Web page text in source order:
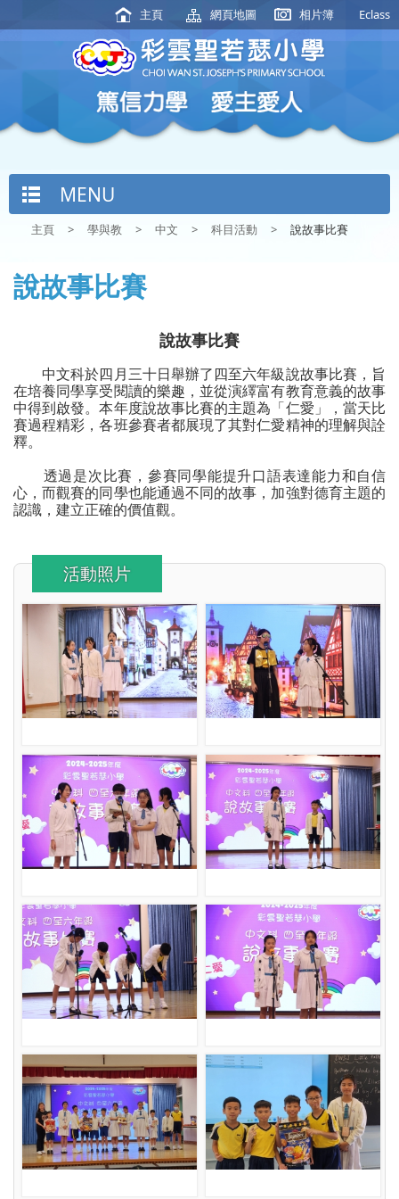
主頁 網頁地圖 相片簿 Eclass
MENU
主頁 > 學與教 > 中文 > 科目活動 > 說故事比賽
說故事比賽
說故事比賽
中文科於四月三十日舉辦了四至六年級說故事比賽，旨
在培養同學享受閱讀的樂趣，並從演繹富有教育意義的故事
中得到啟發。本年度說故事比賽的主題為「仁愛」，當天比
賽過程精彩，各班參賽者都展現了其對仁愛精神的理解與詮
釋。
透過是次比賽，參賽同學能提升口語表達能力和自信
心，而觀賽的同學也能通過不同的故事，加強對德育主題的
認識，建立正確的價值觀。
活動照片